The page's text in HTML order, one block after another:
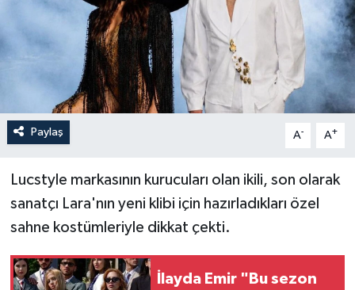
Paylaş A- A+
Lucstyle markasının kurucuları olan ikili, son olarak
sanatçı Lara'nın yeni klibi için hazırladıkları özel
sahne kostümleriyle dikkat çekti.
İlayda Emir "Bu sezon